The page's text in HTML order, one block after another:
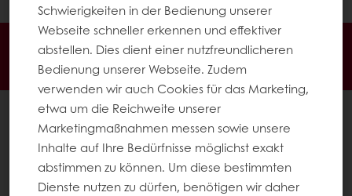
Schwierigkeiten in der Bedienung unserer
Webseite schneller erkennen und effektiver
abstellen. Dies dient einer nutzfreundlicheren
Bedienung unserer Webseite. Zudem
verwenden wir auch Cookies für das Marketing,
etwa um die Reichweite unserer
Marketingmaßnahmen messen sowie unsere
Inhalte auf Ihre Bedürfnisse möglichst exakt
abstimmen zu können. Um diese bestimmten
Dienste nutzen zu dürfen, benötigen wir daher
Jederzeit online bestellen
Online bezahlen
Schnelle Lieferung
Exklusive Angebote
Alle Produkte
Alle Rezepte
Service
Konsumenten-Trends